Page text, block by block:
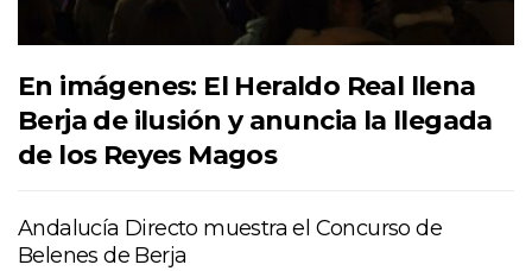
En imágenes: El Heraldo Real llena
Berja de ilusión y anuncia la llegada
de los Reyes Magos
Andalucía Directo muestra el Concurso de
Belenes de Berja